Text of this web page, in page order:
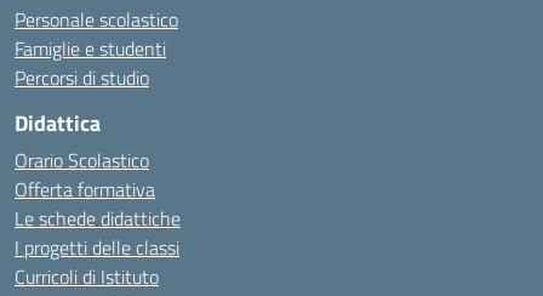
Personale scolastico
Famiglie e studenti
Percorsi di studio
Didattica
Orario Scolastico
Offerta formativa
Le schede didattiche
I progetti delle classi
Curricoli di Istituto